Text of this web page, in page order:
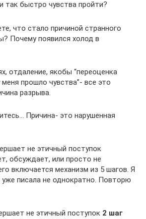
так быстро чувства пройти?
что стало причиной странного
Почему появился холод в
отдаление, якобы “переоценка
меня прошло чувства”- все это
разрыва.
Причина- это нарушенная
не этичный поступок
обсуждает, или просто не
включается механизм из 5 шагов. Я
писала не однократно. Повторю
не этичный поступок 2 шаг